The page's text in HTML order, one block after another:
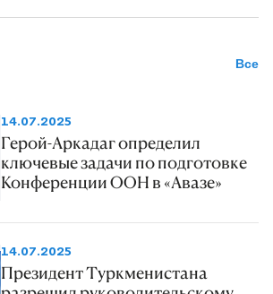
Все
14.07.2025
Герой-Аркадаг определил
ключевые задачи по подготовке
Конференции ООН в «Авазе»
14.07.2025
Президент Туркменистана